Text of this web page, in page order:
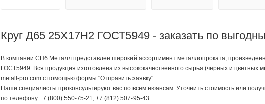
Круг Д65 25Х17Н2 ГОСТ5949 - заказать по
В компании СПб Металл представлен широкий ассортимент металлопроката,
ГОСТ5949. Вся продукция изготовлена из высококачественного сырья (черных и
metall-pro.com с помощью формы "Отправить заявку".
Наши специалисты проконсультируют вас по всем нюансам. Уточнить стоимость или
по телефону +7 (800) 550-75-21, +7 (812) 507-95-43.